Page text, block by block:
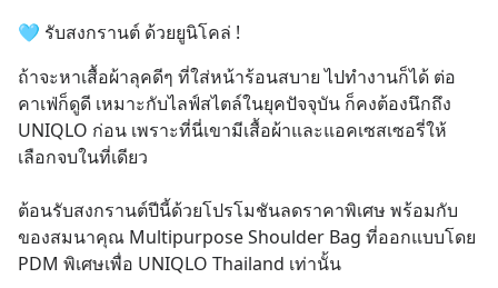
🩵 รับสงกรานต์ ด้วยยูนิโคล่ !​
ถ้าจะหาเสื้อผ้าลุคดีๆ ที่ใส่หน้าร้อนสบาย ไปทำงานก็ได้ ต่อ
คาเฟ่ก็ดูดี เหมาะกับไลฟ์สไตล์ในยุคปัจจุบัน ก็คงต้องนึกถึง
UNIQLO ก่อน เพราะที่นี่เขามีเสื้อผ้าและแอคเซสเซอรี่ให้
เลือกจบในที่เดียว ​
ต้อนรับสงกรานต์ปีนี้ด้วยโปรโมชันลดราคาพิเศษ พร้อมกับ
ของสมนาคุณ Multipurpose Shoulder Bag ที่ออกแบบโดย
PDM พิเศษเพื่อ UNIQLO Thailand เท่านั้น​